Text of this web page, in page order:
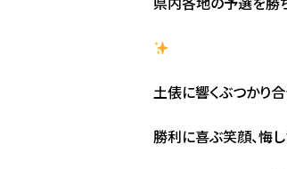
土俵に響くぶつかり合
勝利に喜ぶ笑顔、悔し